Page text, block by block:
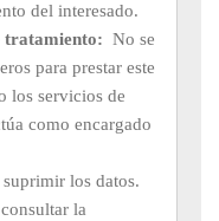
del interesado.
tratamiento: No se
para prestar este
los servicios de
como encargado
los datos.
la